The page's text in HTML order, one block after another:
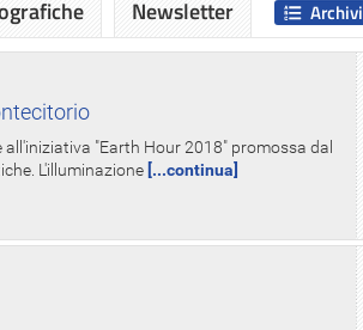
"Earth Hour 2018" promossa dal
L'illuminazione [...continua]
Newsletter